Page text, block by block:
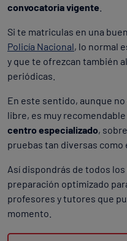
convocatoria vigente
Si te matriculas en una
Policía Nacional, lo normal
y que te ofrezcan también
periódicas.
En este sentido, aunque
libre, es muy
centro especializado,
pruebas tan diversas como
Así dispondrás de todos
preparación optimizado
profesores y tutores que
momento.